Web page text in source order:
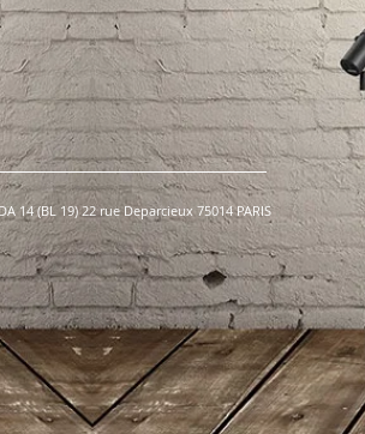
14 (BL 19) 22 rue Deparcieux 75014 PARIS